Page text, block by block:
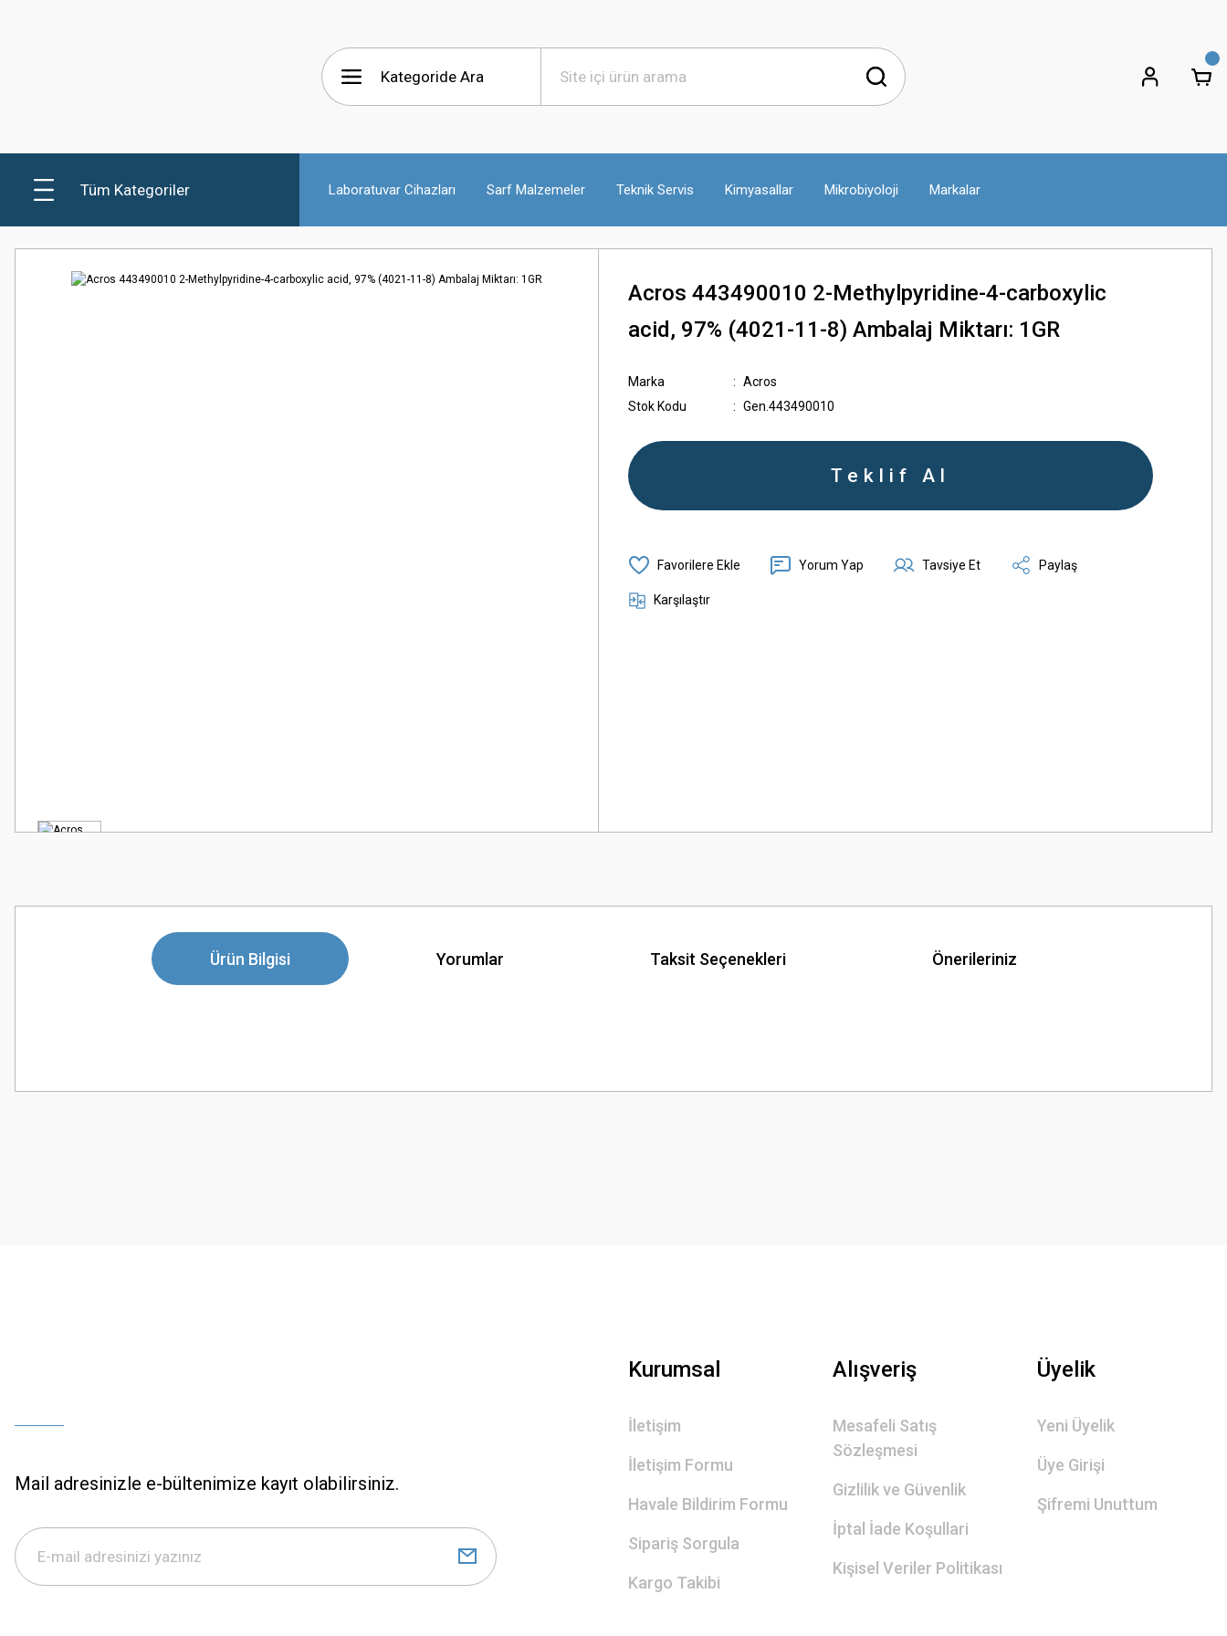
Tüm Kategoriler Laboratuvar Cihazları Sarf Malzemeler Teknik Servis Kimyasallar Mikrobiyoloji Markalar
Acros 443490010 2-Methylpyridine-4-carboxylic
acid, 97% (4021-11-8) Ambalaj Miktarı: 1GR
Marka
Acros
Stok Kodu
Gen.443490010
Teklif Al
Yorum Yap Tavsiye Et Paylaş
Karşılaştır
Ürün Bilgisi Yorumlar Taksit Seçenekleri Önerileriniz
Görüş ve önerileriniz için teşekkür ederiz.
Mail adresinizle e-bültenimize kayıt olabilirsiniz.
Kurumsal
İletişim
İletişim Formu
Havale Bildirim Formu
Sipariş Sorgula
Kargo Takibi
Alışveriş
Mesafeli Satış
Sözleşmesi
Gizlilik ve Güvenlik
İptal İade Koşullari
Kişisel Veriler Politikası
Üyelik
Yeni Üyelik
Üye Girişi
Şifremi Unuttum